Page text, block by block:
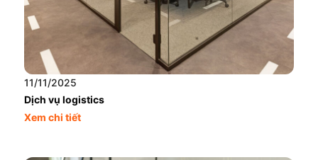
11/11/2025
Dịch vụ logistics
Xem chi tiết